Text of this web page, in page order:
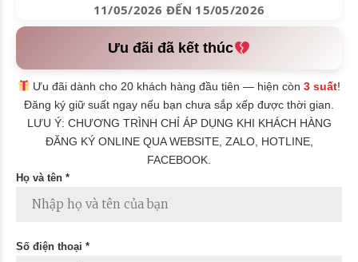
11/05/2026 ĐẾN 15/05/2026
Ưu đãi đã kết thúc
Ưu đãi dành cho 20 khách hàng đầu tiên — hiện còn3 suất!
Đăng ký giữ suất ngay nếu bạn chưa sắp xếp được thời gian.
LƯU Ý: CHƯƠNG TRÌNH CHỈ ÁP DỤNG KHI KHÁCH HÀNG
ĐĂNG KÝ ONLINE QUA WEBSITE, ZALO, HOTLINE,
FACEBOOK.
Họ và tên *
Số điện thoại *